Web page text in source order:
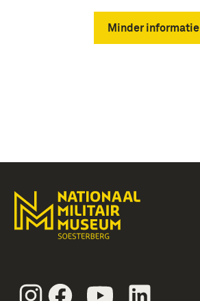
Minder informatie
InstagramFacebookYoutube